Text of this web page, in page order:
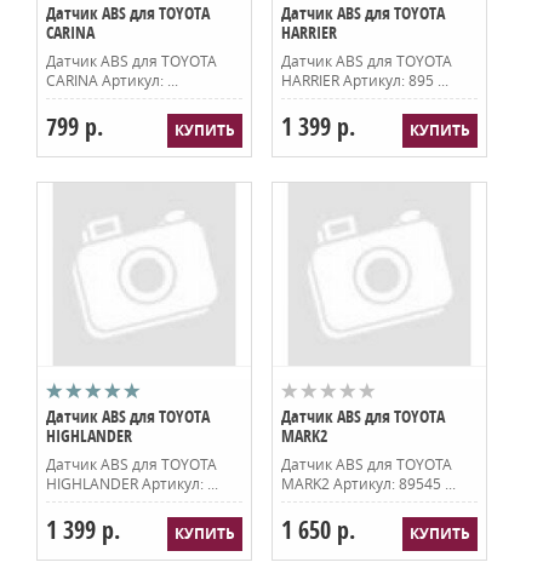
Датчик ABS для TOYOTA
CARINA
Датчик ABS для TOYOTA
CARINA Артикул: ...
799 р.
Датчик ABS для TOYOTA
HARRIER
Датчик ABS для TOYOTA
HARRIER Артикул: 895 ...
1 399 р.
Датчик ABS для TOYOTA
HIGHLANDER
Датчик ABS для TOYOTA
HIGHLANDER Артикул: ...
1 399 р.
Датчик ABS для TOYOTA
MARK2
Датчик ABS для TOYOTA
MARK2 Артикул: 89545 ...
1 650 р.